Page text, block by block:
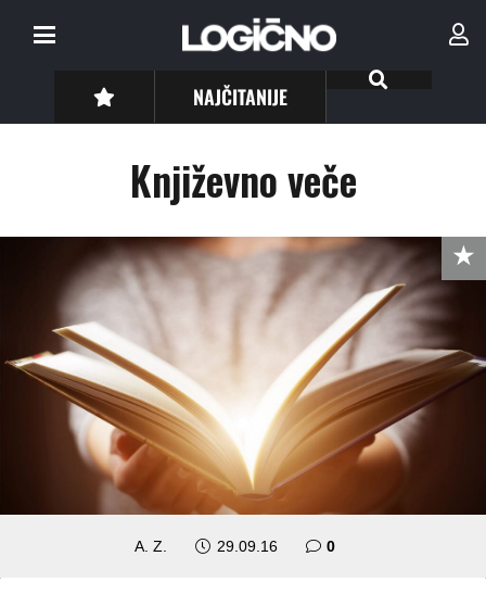
NAJČITANIJE
Književno veče
A. Z. 29.09.16 0